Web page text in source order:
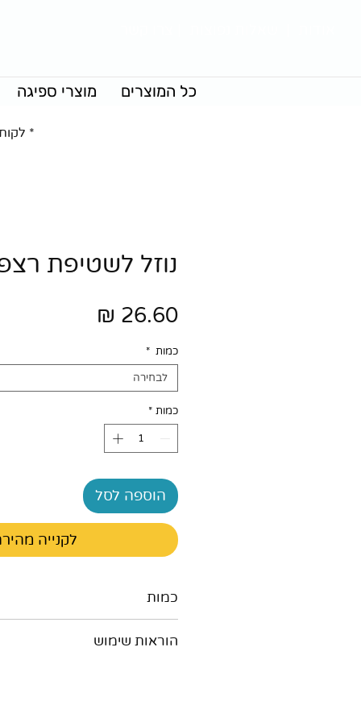
כל המוצרים מוצרי ספיגה
נוזל לשטיפת רצפות 4
כמות *
לבחירה
כמות *
הוספה לסל
לקנייה
כמות
גלון 4 ליטר
הוראות שימוש
*